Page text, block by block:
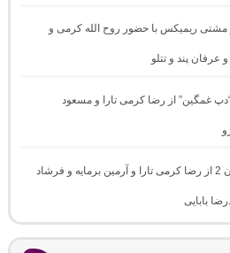
ریمیکس با حضور روح الله کرمی و
عرفان پند و تتلو
غمگین” از رضا کرمی تارا و مسعود
دانلود ریمیکس کُردی سرگردان 2 از رضا کرمی تارا و آرمین برمایه و فرشاد
بابایی